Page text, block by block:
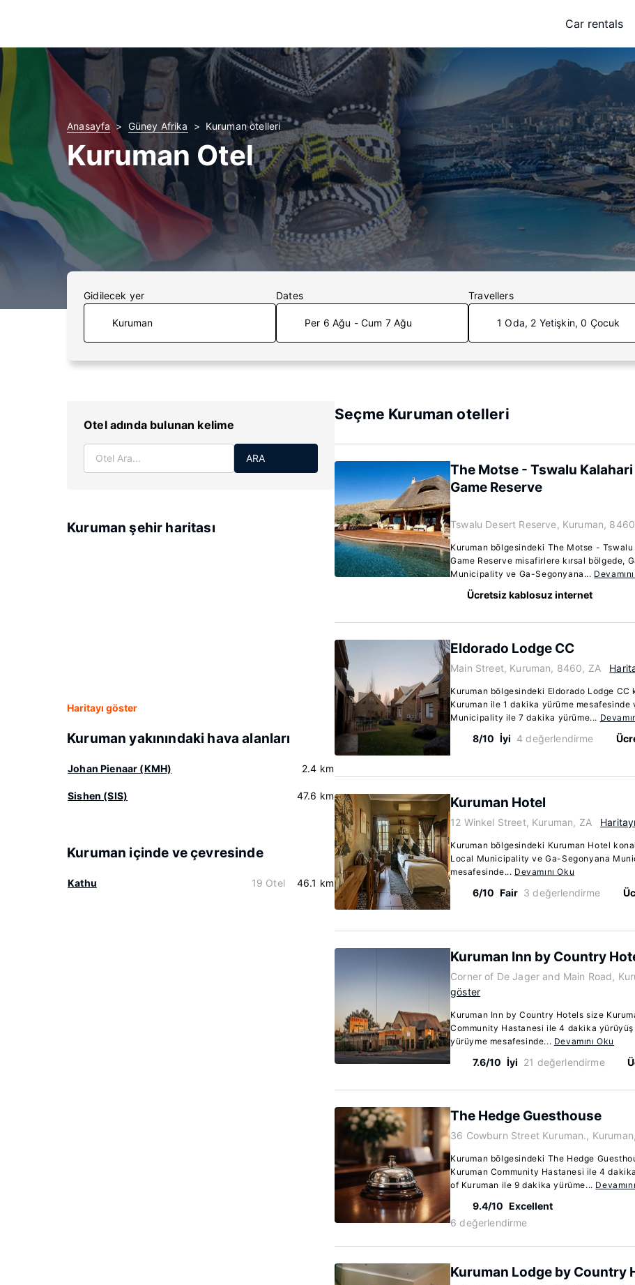
Car rentals
Anasayfa Güney Afrika Kuruman otelleri
Kuruman Otel
Gidilecek yer Dates
Per 6 Ağu - Cum 7 Ağu
Travellers
1 Oda, 2 Yetişkin, 0 Çocuk
Otel adında bulunan kelime
ARA
Kuruman şehir haritası
Haritayı göster
Kuruman yakınındaki hava alanları
Johan Pienaar (KMH) 2.4 km
Sishen (SIS) 47.6 km
Kuruman içinde ve çevresinde
Kathu 19 Otel 46.1 km
Seçme Kuruman otelleri
The Motse - Tswalu
Game Reserve
Tswalu Desert Reserve, Kuruman,
Kuruman bölgesindeki The Motse -
Game Reserve misafirlere kırsal bölgede,
Municipality ve Ga-Segonyana...
Ücretsiz kablosuz internet
Eldorado Lodge CC
Main Street, Kuruman, 8460, ZA
Kuruman bölgesindeki Eldorado Lodge CC
Kuruman ile 1 dakika yürüme mesafesinde
Municipality ile 7 dakika yürüme...
8/10 İyi 4 değerlendirme
Kuruman Hotel
12 Winkel Street, Kuruman, ZA
Kuruman bölgesindeki Kuruman Hotel
Local Municipality ve Ga-Segonyana
mesafesinde... Devamını Oku
6/10 Fair 3 değerlendirme
Kuruman Inn by Country
Corner of De Jager and Main Road,
göster
Kuruman Inn by Country Hotels size
Community Hastanesi ile 4 dakika
yürüyme mesafesinde... Devamını Oku
7.6/10 İyi 21 değerlendirme
The Hedge Guesthouse
36 Cowburn Street Kuruman.,
Kuruman bölgesindeki The Hedge
Kuruman Community Hastanesi ile 4
of Kuruman ile 9 dakika yürüme...
9.4/10 Excellent
6 değerlendirme
Kuruman Lodge by Country